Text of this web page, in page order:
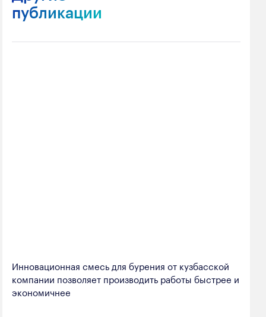
публикации
Инновационная смесь для бурения от кузбасской
компании позволяет производить работы быстрее и
экономичнее